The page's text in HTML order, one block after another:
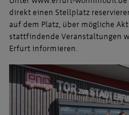
direkt einen Stellplatz
auf dem Platz, über mögliche
stattfindende Veranstaltungen
Erfurt informieren.